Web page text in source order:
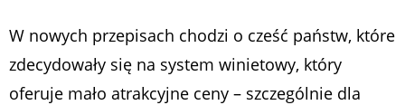
W nowych przepisach chodzi o cześć państw, które
zdecydowały się na system winietowy, który
oferuje mało atrakcyjne ceny – szczególnie dla